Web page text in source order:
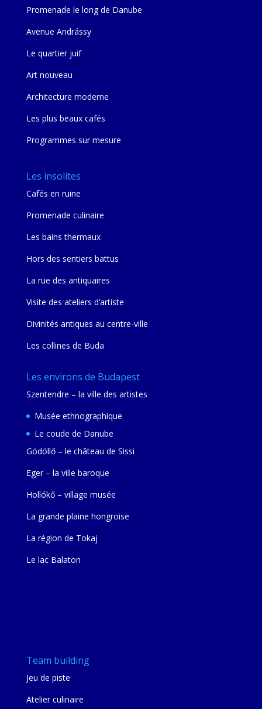
Promenade le long de Danube
Avenue Andrássy
Le quartier juif
Art nouveau
Architecture moderne
Les plus beaux cafés
Programmes sur mesure
Les insolites
Cafés en ruine
Promenade culinaire
Les bains thermaux
Hors des sentiers battus
La rue des antiquaires
Visite des ateliers d’artiste
Divinités antiques au centre-ville
Les collines de Buda
Les environs de Budapest
Szentendre – la ville des artistes
Musée ethnographique
Le coude de Danube
Gödöllő – le château de Sissi
Eger – la ville baroque
Hollókő – village musée
La grande plaine hongroise
La région de Tokaj
Le lac Balaton
Team building
Jeu de piste
Atelier culinaire